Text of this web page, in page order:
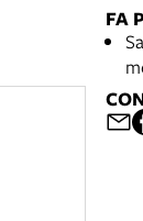
FA